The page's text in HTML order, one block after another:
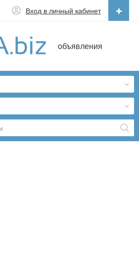
объявления
Вход в личный кабинет